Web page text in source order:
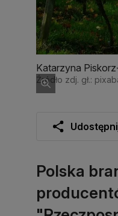
Katarzyna
Źródło zdj. gł.:
Polska